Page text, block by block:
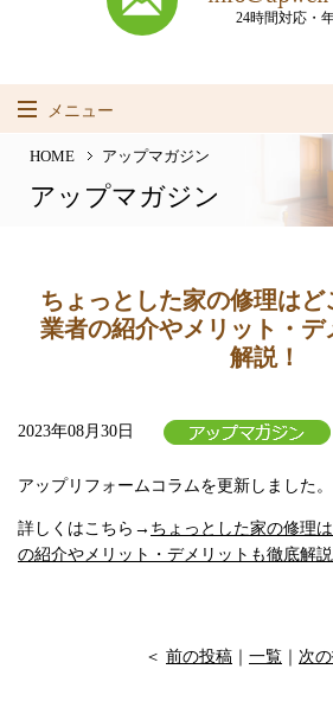
24時間対応・
メニュー
HOME
相談から施工まで
HOME アップマガジン
アップマガジン
ちょっとした家の修理はど
業者の紹介やメリット・デ
解説！
2023年08月30日
アップリフォームコラムを更新しました。
詳しくはこちら→ ちょっとした家の修理
の紹介やメリット・デメリットも徹底解説
＜ 前の投稿 一覧 次